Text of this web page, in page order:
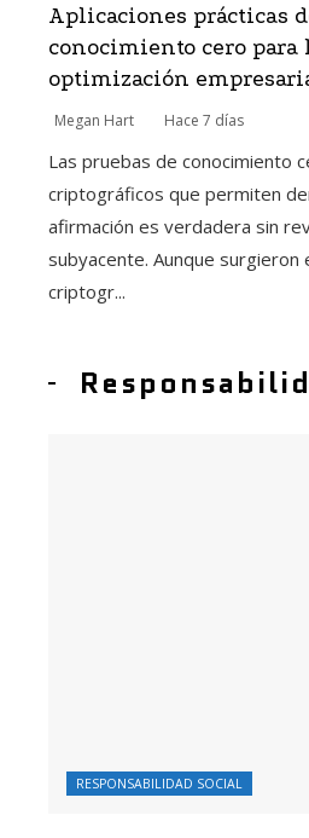
Aplicaciones prácticas
conocimiento cero para
optimización
Megan Hart Hace 7 días
Las pruebas de conocimiento
criptográficos que permiten
afirmación es verdadera sin
subyacente. Aunque surgieron
criptogr...
RESPONSABILIDAD SOCIAL